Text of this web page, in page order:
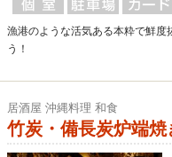
漁港のような活気ある本粋で鮮度
う！
居酒屋 沖縄料理 和食
竹炭・備長炭炉端